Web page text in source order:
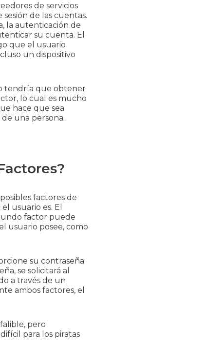
de servicios
de las cuentas.
la autenticación de
su cuenta. El
que el usuario
un dispositivo
tendría que obtener
lo cual es mucho
hace que sea
una persona.
factores de
usuario es. El
factor puede
usuario posee, como
su contraseña
se solicitará al
a través de un
ambos factores, el
pero
para los piratas